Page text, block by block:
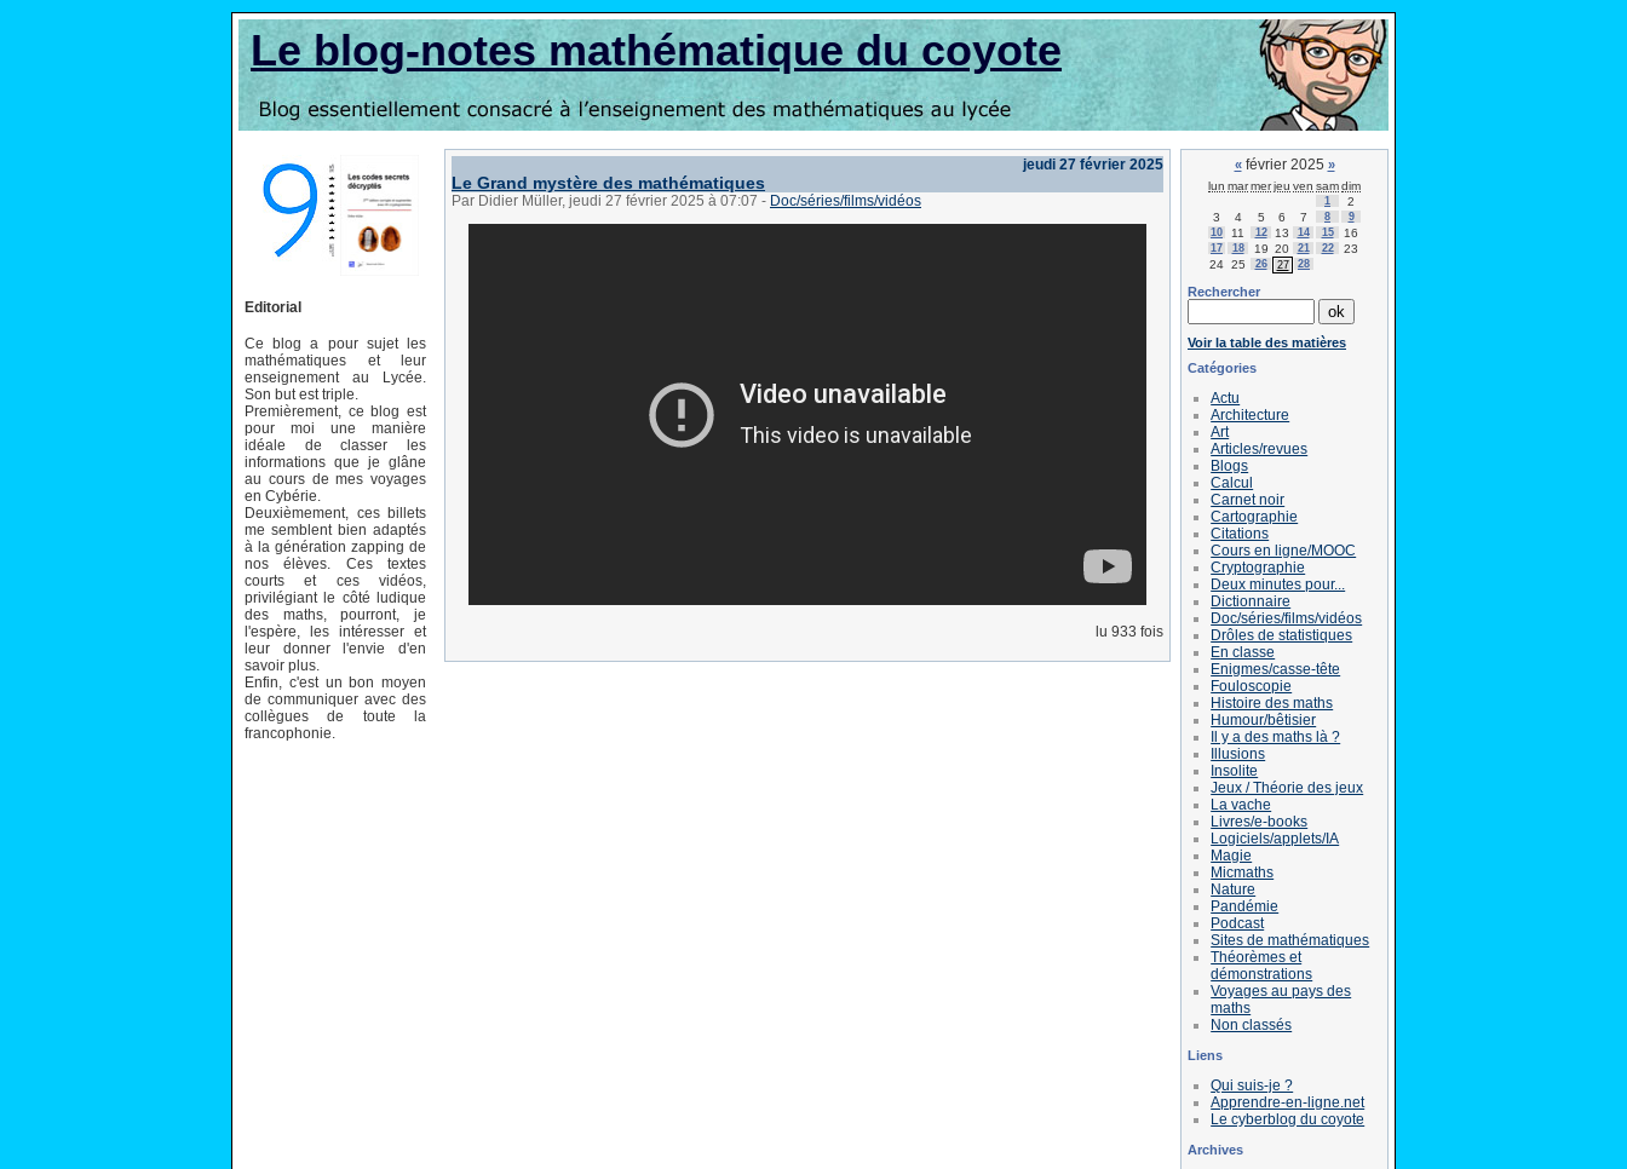
Le blog-notes mathématique du coyote
Editorial
Ce blog a pour sujet les
mathématiques et leur
enseignement au Lycée.
Son but est triple.
Premièrement, ce blog est
pour moi une manière
idéale de classer les
informations que je glâne
au cours de mes voyages
en Cybérie.
Deuxièmement, ces billets
me semblent bien adaptés
à la génération zapping de
nos élèves. Ces textes
courts et ces vidéos,
privilégiant le côté ludique
des maths, pourront, je
l'espère, les intéresser et
leur donner l'envie d'en
savoir plus.
Enfin, c'est un bon moyen
de communiquer avec des
collègues de toute la
francophonie.
jeudi 27 février 2025
Le Grand mystère des mathématiques
Par Didier Müller, jeudi 27 février 2025 à 07:07 - Doc/séries/films/vidéos
lu 933 fois
«février 2025 »
lun marmerjeu ven samdim
1
2
3
4 5 6 7 8
9
10
11 12 13 14 15 16
17 18 19 20 21 22
23
24 25 26 27 28
Rechercher
Voir la table des matières
Catégories
Actu
Architecture
Art
Articles/revues
Blogs
Calcul
Carnet noir
Cartographie
Citations
Cours en ligne/MOOC
Cryptographie
Deux minutes pour...
Dictionnaire
Doc/séries/films/vidéos
Drôles de statistiques
En classe
Enigmes/casse-tête
Fouloscopie
Histoire des maths
Humour/bêtisier
Il y a des maths là ?
Illusions
Insolite
Jeux / Théorie des jeux
La vache
Livres/e-books
Logiciels/applets/IA
Magie
Micmaths
Nature
Pandémie
Podcast
Sites de mathématiques
Théorèmes et
démonstrations
Voyages au pays des
maths
Non classés
Liens
Qui suis-je ?
Apprendre-en-ligne.net
Le cyberblog du coyote
Archives